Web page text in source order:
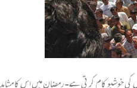
خوشبو کام کر تی ہے۔ رمضان میں اس کا